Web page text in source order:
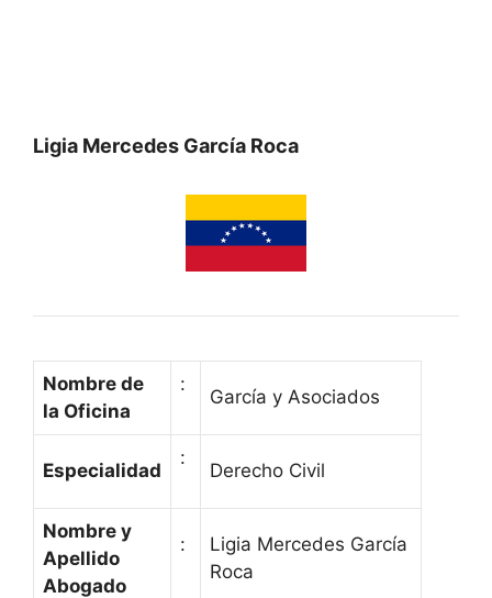
Ligia Mercedes García Roca
Nombre de
la Oficina
:
Garcí­a y Asociados
Especialidad
:
Derecho Civil
Nombre y
Apellido
Abogado
:
Ligia Mercedes García
Roca